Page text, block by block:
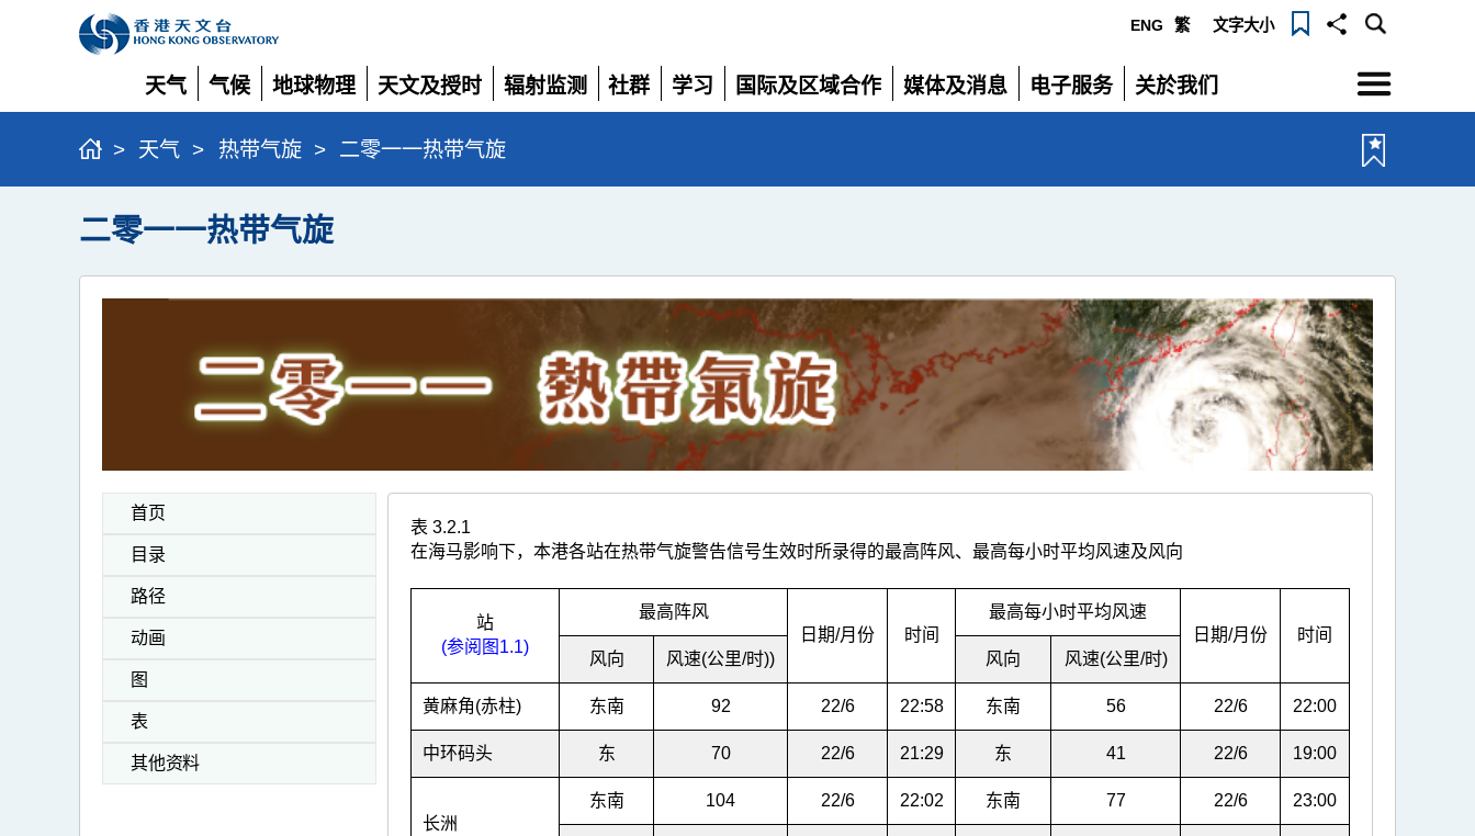
ENG 繁 文字大小
天气
展
开
气候
展
开
地球物理
展
开
天文及授时
展
开
辐射监测
展
开
社群
展
学习
展
国际及区域合作
展
媒体及消息
展
电子服务
展
关於我们
展
选
单
> 天气 > 热带气旋 > 二零一一热带气旋
二零一一热带气旋
首页
目录
路径
动画
图
表
其他资料
表 3.2.1
在海马影响下，本港各站在热带气旋警告信号生效时所录得的最高阵风、最高每小时平均风速及风向
站
(参阅图1.1)
最高阵风
日期/月份
时间
最高每小时平均风速
日期/月份
时间
风向
风速(公里/时)) 风向 风速(公里/时)
黄麻角(赤柱) 东南 92 22/6 22:58 东南 56 22/6 22:00
中环码头 东 70 22/6 21:29 东 41 22/6 19:00
长洲
东南 104 22/6 22:02 东南 77 22/6 23:00